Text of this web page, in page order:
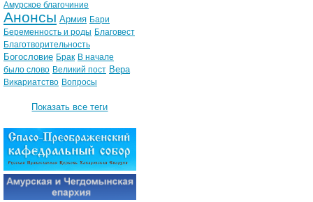
Амурское благочиние
Анонсы Армия Бари
Беременность и роды Благовест
Благотворительность
Богословие Брак В начале
было слово Великий пост Вера
Викариатство Вопросы
Показать все теги